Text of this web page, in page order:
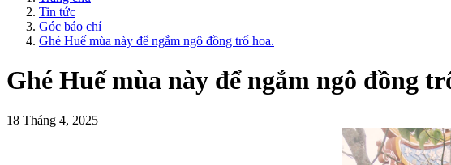
Tin tức
Góc báo chí
Ghé Huế mùa này để ngắm ngô đồng trổ hoa.
Ghé Huế mùa này để ngắm ngô đồng
18 Tháng 4, 2025